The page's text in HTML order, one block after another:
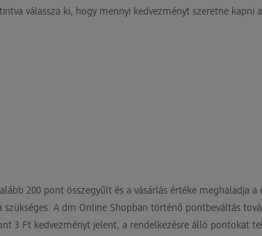
válassza ki, hogy mennyi kedvezményt szeretne kapni
200 pont összegyűlt és a vásárlás értéke meghaladja a
A dm Online Shopban történő pontbeváltás
3 Ft kedvezményt jelent, a rendelkezésre álló pontokat